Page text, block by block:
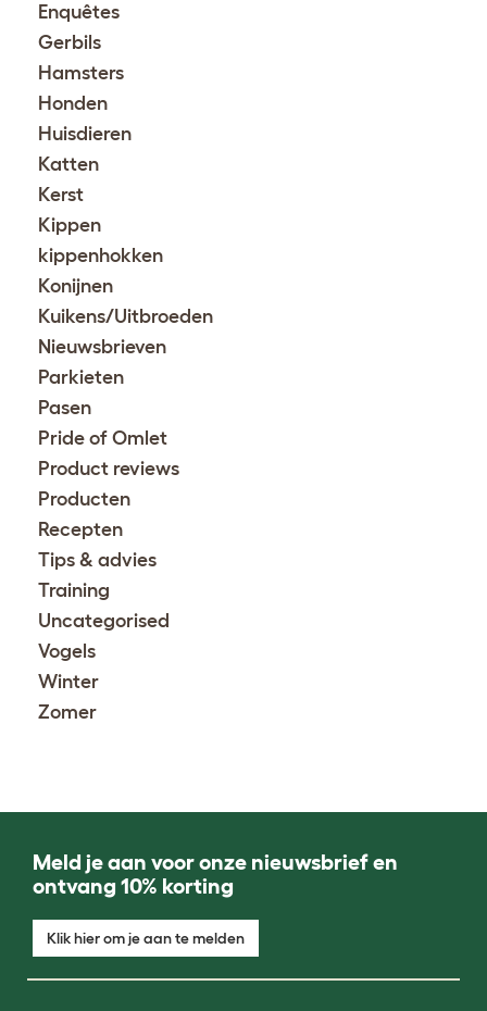
Enquêtes
Gerbils
Hamsters
Honden
Huisdieren
Katten
Kerst
Kippen
kippenhokken
Konijnen
Kuikens/Uitbroeden
Nieuwsbrieven
Parkieten
Pasen
Pride of Omlet
Product reviews
Producten
Recepten
Tips & advies
Training
Uncategorised
Vogels
Winter
Zomer
Meld je aan voor onze nieuwsbrief en
ontvang 10% korting
Klik hier om je aan te melden